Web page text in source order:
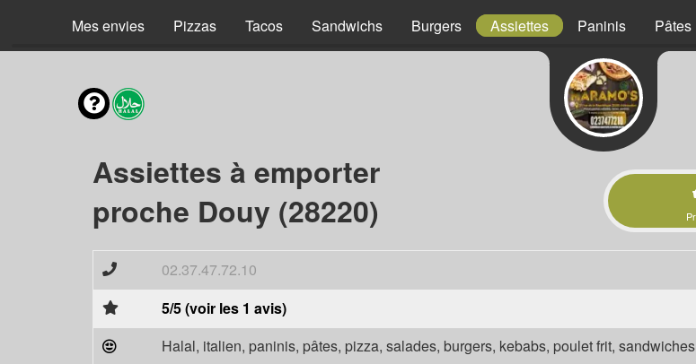
Mes envies Pizzas Tacos Sandwichs Burgers Assiettes Paninis Pâtes
Assiettes à emporter
proche Douy (28220)
02.37.47.72.10
5/5 (voir les 1 avis)
Halal, italien, paninis, pâtes, pizza, salades, burgers, kebabs, poulet frit, sandwiches